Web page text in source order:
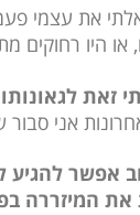
את עצמי
או היו
זאת
אני סבור
אפשר
את המיזררה